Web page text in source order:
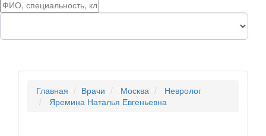
Главная Врачи Москва
Невролог
Яремина Наталья Евгеньевна